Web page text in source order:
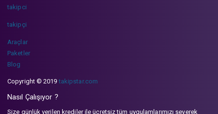
takipci
takipçi
Araçlar
Paketler
Blog
Copyright © 2019takipstar.com
Nasıl Çalışıyor ?
Size günlük verilen krediler ile ücretsiz tüm uygulamlarımızı severek